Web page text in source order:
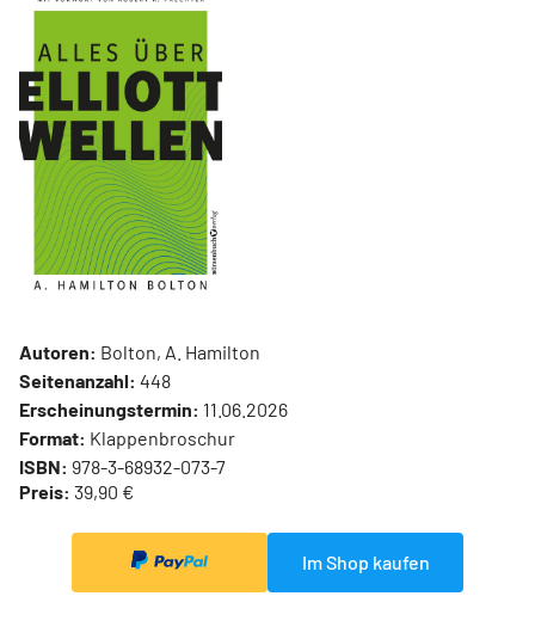
Autoren: Bolton, A. Hamilton
Seitenanzahl: 448
Erscheinungstermin: 11.06.2026
Format: Klappenbroschur
ISBN: 978-3-68932-073-7
Preis: 39,90 €
Im Shop kaufen